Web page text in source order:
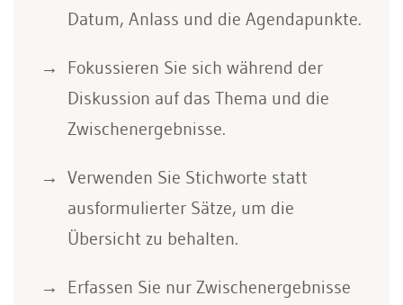
Datum, Anlass und die Agendapunkte.
Fokussieren Sie sich während der
Diskussion auf das Thema und die
Zwischenergebnisse.
Verwenden Sie Stichworte statt
ausformulierter Sätze, um die
Übersicht zu behalten.
Erfassen Sie nur Zwischenergebnisse